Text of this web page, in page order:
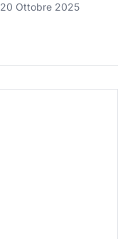
20 Ottobre 2025